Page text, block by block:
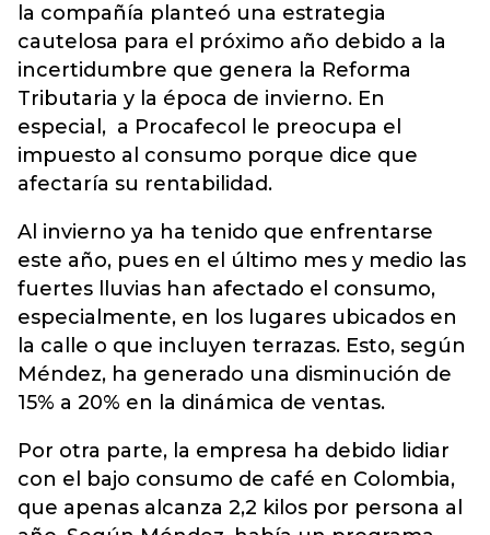
la compañía planteó una estrategia
cautelosa para el próximo año debido a la
incertidumbre que genera la Reforma
Tributaria y la época de invierno. En
especial, a Procafecol le preocupa el
impuesto al consumo porque dice que
afectaría su rentabilidad.
Al invierno ya ha tenido que enfrentarse
este año, pues en el último mes y medio las
fuertes lluvias han afectado el consumo,
especialmente, en los lugares ubicados en
la calle o que incluyen terrazas. Esto, según
Méndez, ha generado una disminución de
15% a 20% en la dinámica de ventas.
Por otra parte, la empresa ha debido lidiar
con el bajo consumo de café en Colombia,
que apenas alcanza 2,2 kilos por persona al